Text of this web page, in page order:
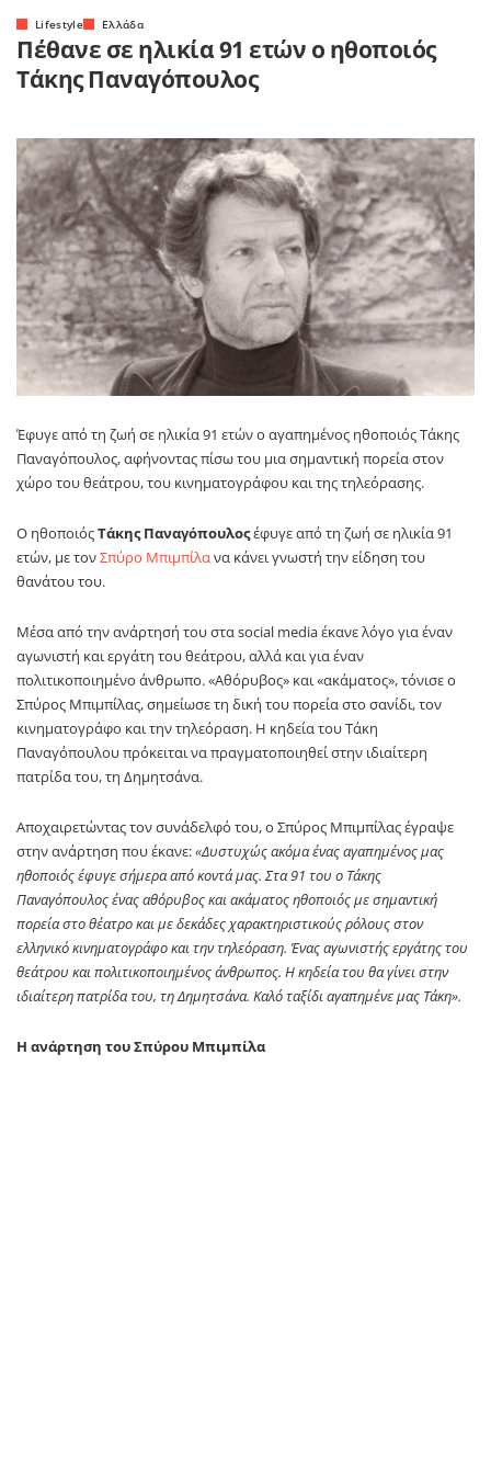
Lifestyle Ελλάδα
Πέθανε σε ηλικία 91 ετών ο ηθοποιός
Τάκης Παναγόπουλος
Έφυγε από τη ζωή σε ηλικία 91 ετών ο αγαπημένος ηθοποιός Τάκης
Παναγόπουλος, αφήνοντας πίσω του μια σημαντική πορεία στον
χώρο του θεάτρου, του κινηματογράφου και της τηλεόρασης.
Ο ηθοποιόςΤάκης Παναγόπουλοςέφυγε από τη ζωή σε ηλικία 91
ετών, με τονΣπύρο Μπιμπίλανα κάνει γνωστή την είδηση του
θανάτου του.
Μέσα από την ανάρτησή του στα social media έκανε λόγο για έναν
αγωνιστή και εργάτη του θεάτρου, αλλά και για έναν
πολιτικοποιημένο άνθρωπο. «Αθόρυβος» και «ακάματος», τόνισε ο
Σπύρος Μπιμπίλας, σημείωσε τη δική του πορεία στο σανίδι, τον
κινηματογράφο και την τηλεόραση. Η κηδεία του Τάκη
Παναγόπουλου πρόκειται να πραγματοποιηθεί στην ιδιαίτερη
πατρίδα του, τη Δημητσάνα.
Αποχαιρετώντας τον συνάδελφό του, ο Σπύρος Μπιμπίλας έγραψε
στην ανάρτηση που έκανε:«Δυστυχώς ακόμα ένας αγαπημένος μας
ηθοποιός έφυγε σήμερα από κοντά μας. Στα 91 του ο Τάκης
Παναγόπουλος ένας αθόρυβος και ακάματος ηθοποιός με σημαντική
πορεία στο θέατρο και με δεκάδες χαρακτηριστικούς ρόλους στον
ελληνικό κινηματογράφο και την τηλεόραση. Ένας αγωνιστής εργάτης του
θεάτρου και πολιτικοποιημένος άνθρωπος. Η κηδεία του θα γίνει στην
ιδιαίτερη πατρίδα του, τη Δημητσάνα. Καλό ταξίδι αγαπημένε μας Τάκη».
Η ανάρτηση του Σπύρου Μπιμπίλα